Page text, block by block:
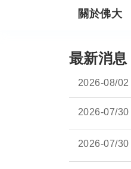
關於佛大
最新消息
2026-08/02
2026-07/30
2026-07/30